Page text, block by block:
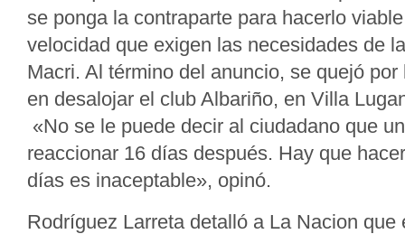
se ponga la contraparte para hacerlo
velocidad que exigen las necesidades de
Macri. Al término del anuncio, se quejó
en desalojar el club Albariño, en Villa
«No se le puede decir al ciudadano que
reaccionar 16 días después. Hay que
días es inaceptable», opinó.
Rodríguez Larreta detalló a La Nacion que